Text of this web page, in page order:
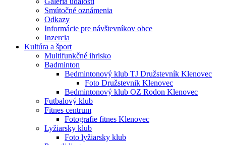
Smútočné oznámenia
Odkazy
Informácie pre návštevníkov obce
Inzercia
Kultúra a šport
Multifunkčné ihrisko
Badminton
Bedmintonový klub TJ Družstevník Klenovec
Foto Družstevnik Klenovec
Bedmintonový klub OZ Rodon Klenovec
Futbalový klub
Fitnes centrum
Fotografie fitnes Klenovec
Lyžiarsky klub
Foto lyžiarsky klub